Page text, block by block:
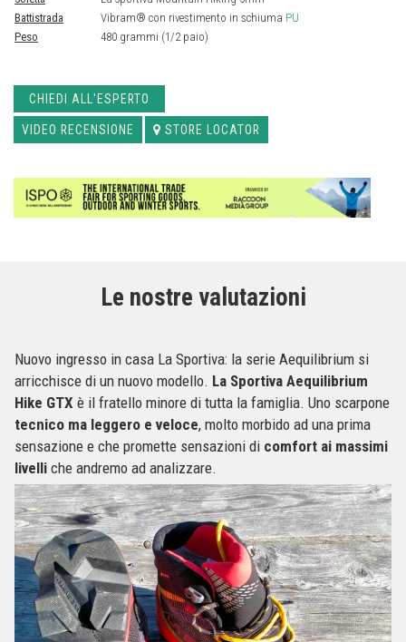
Battistrada
Vibram® con rivestimento in schiuma PU
Peso
480 grammi (1/2 paio)
CHIEDI ALL'ESPERTO
VIDEO RECENSIONE STORE LOCATOR
Le nostre valutazioni
Nuovo ingresso in casa La Sportiva: la serie Aequilibrium si
arricchisce di un nuovo modello. La Sportiva Aequilibrium
Hike GTX è il fratello minore di tutta la famiglia. Uno scarpone
tecnico ma leggero e veloce, molto morbido ad una prima
sensazione e che promette sensazioni di comfort ai massimi
livelli che andremo ad analizzare.